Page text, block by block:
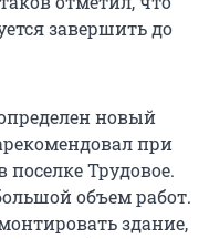
завершить до
новый
при
Трудовое.
объем работ.
здание,